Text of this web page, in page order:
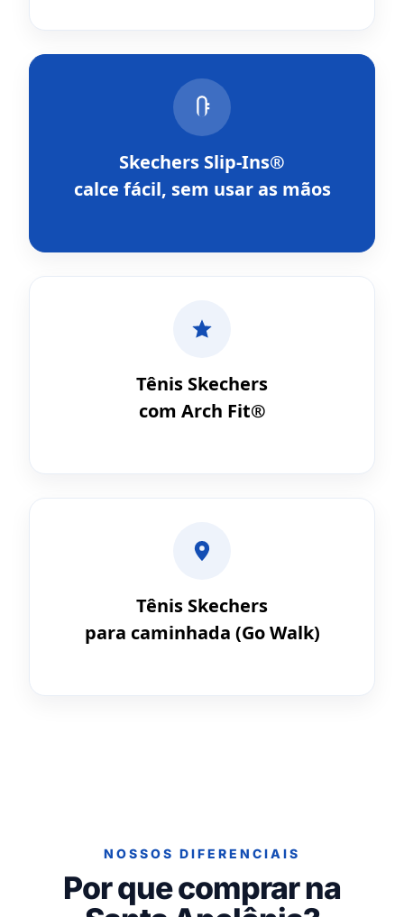
Skechers Slip-Ins®
calce fácil, sem usar as mãos
Tênis Skechers
com Arch Fit®
Tênis Skechers
para caminhada (Go Walk)
NOSSOS DIFERENCIAIS
Por que comprar na